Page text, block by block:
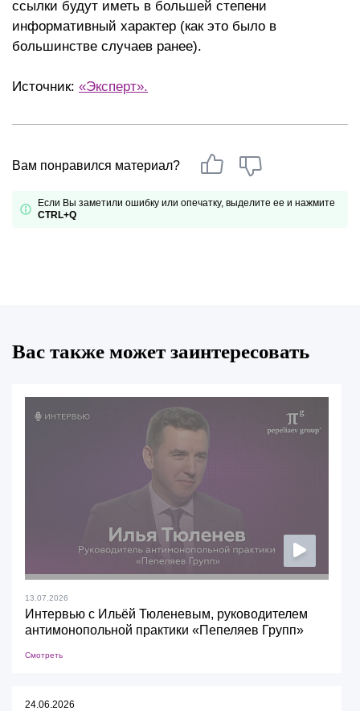
ссылки будут иметь в большей степени
информативный характер (как это было в
большинстве случаев ранее).
Источник: «Эксперт».
Вам понравился материал?
Если Вы заметили ошибку или опечатку, выделите ее и нажмите
CTRL+Q
Вас также может заинтересовать
13.07.2026
Интервью с Ильёй Тюленевым, руководителем
антимонопольной практики «Пепеляев Групп»
Смотреть
24.06.2026